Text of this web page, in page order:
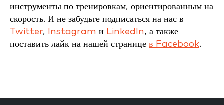
инструменты по тренировкам, ориентированным на
скорость. И не забудьте подписаться на нас в
Twitter, Instagram и LinkedIn, а также
поставить лайк на нашей странице в Facebook.